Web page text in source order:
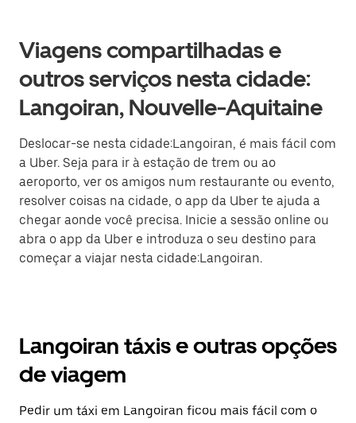
Viagens compartilhadas e
outros serviços nesta cidade:
Langoiran, Nouvelle-Aquitaine
Deslocar-se nesta cidade:Langoiran, é mais fácil com
a Uber. Seja para ir à estação de trem ou ao
aeroporto, ver os amigos num restaurante ou evento,
resolver coisas na cidade, o app da Uber te ajuda a
chegar aonde você precisa. Inicie a sessão online ou
abra o app da Uber e introduza o seu destino para
começar a viajar nesta cidade:Langoiran.
Langoiran táxis e outras opções
de viagem
Pedir um táxi em Langoiran ficou mais fácil com o